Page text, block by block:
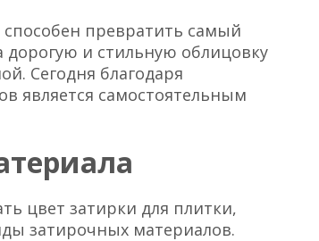
превратить самый
дорогую и стильную облицовку
Сегодня благодаря
является самостоятельным
цвет затирки для плитки,
затирочных материалов.